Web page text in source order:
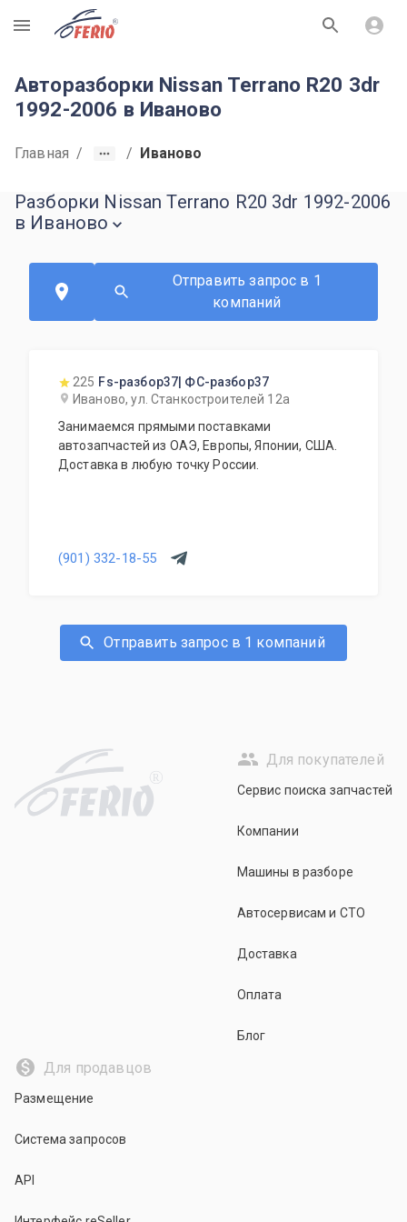
R
Авторазборки Nissan Terrano R20 3dr
1992-2006 в Иваново
Главная / / Иваново
Разборки Nissan Terrano R20 3dr 1992-2006
в Иваново
Отправить запрос в 1
компаний
225 Fs-разбор37| ФС-разбор37
Иваново, ул. Станкостроителей 12а
Занимаемся прямыми поставками
автозапчастей из ОАЭ, Европы, Японии, США.
Доставка в любую точку России.
(901) 332-18-55
Отправить запрос в 1 компаний
R
Для покупателей
Сервис поиска запчастей
Компании
Машины в разборе
Автосервисам и СТО
Доставка
Оплата
Блог
Для продавцов
Размещение
Система запросов
API